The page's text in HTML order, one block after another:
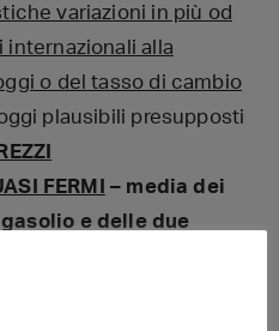
variazioni in più od
internazionali alla
o del tasso di cambio
plausibili presupposti
FERMI
– media dei
e delle due
SCOSTAMENTI